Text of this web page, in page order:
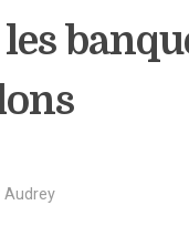
Audrey